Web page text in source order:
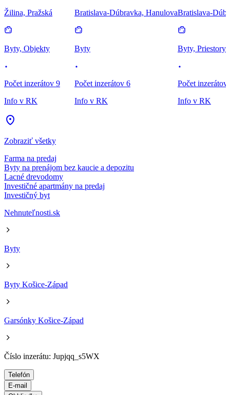
Žilina, Pražská
Byty, Objekty
Počet inzerátov 9
Info v RK
Bratislava-Dúbravka, Hanulova
Byty
Počet inzerátov 6
Info v RK
Bratislava-
Byty, Priestory
Počet inzerátov
Info v RK
Zobraziť všetky
Farma na predaj
Byty na prenájom bez kaucie a depozitu
Lacné drevodomy
Investičné apartmány na predaj
Investičný byt
Nehnuteľnosti.sk
Byty
Byty Košice-Západ
Garsónky Košice-Západ
Číslo inzerátu: Jupjqq_s5WX
Telefón
E-mail